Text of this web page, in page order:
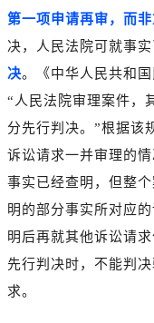
第一项申请再审，而非
决，人民法院可就事
决。《中华人民共和
“人民法院审理案件，
分先行判决。”根据该
诉讼请求一并审理的
事实已经查明，但整
明的部分事实所对应
明后再就其他诉讼请
先行判决时，不能判
求。